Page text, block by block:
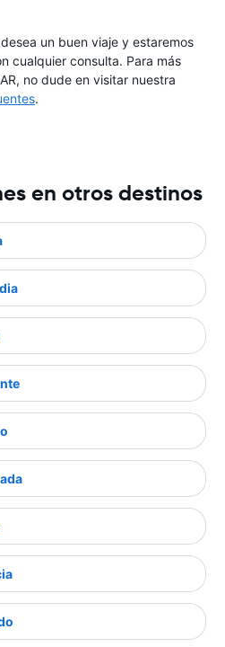
un buen viaje y estaremos
cualquier consulta. Para más
no dude en visitar nuestra
.
en otros destinos